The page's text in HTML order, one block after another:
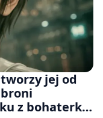
jej od
z bohaterką